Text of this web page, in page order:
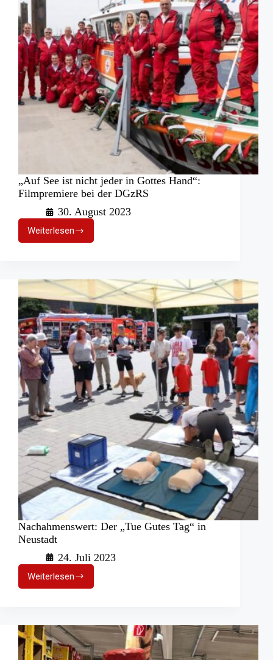
„Auf See ist nicht jeder in Gottes Hand“:
Filmpremiere bei der DGzRS
30. August 2023
Weiterlesen
„Auf
See
jeder
in
Gottes
Hand“:
Filmpremiere
bei
der
DGzRS
Nachahmenswert: Der „Tue Gutes Tag“ in
Neustadt
24. Juli 2023
WeiterlesenNachahmenswert:
Der
Tag“
in
Neustadt